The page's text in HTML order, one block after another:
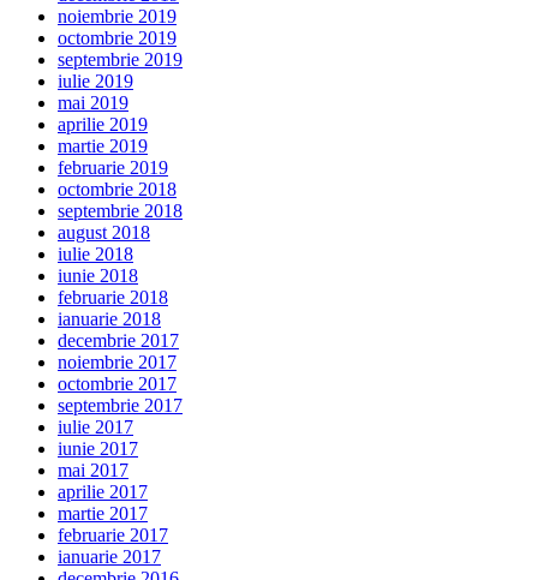
noiembrie 2019
octombrie 2019
septembrie 2019
iulie 2019
mai 2019
aprilie 2019
martie 2019
februarie 2019
octombrie 2018
septembrie 2018
august 2018
iulie 2018
iunie 2018
februarie 2018
ianuarie 2018
decembrie 2017
noiembrie 2017
octombrie 2017
septembrie 2017
iulie 2017
iunie 2017
mai 2017
aprilie 2017
martie 2017
februarie 2017
ianuarie 2017